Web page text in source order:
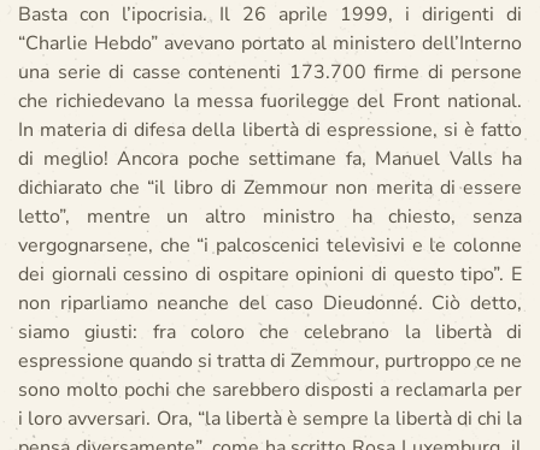
Basta con l’ipocrisia. Il 26 aprile 1999, i dirigenti di
“Charlie Hebdo” avevano portato al ministero dell’Interno
una serie di casse contenenti 173.700 firme di persone
che richiedevano la messa fuorilegge del Front national.
In materia di difesa della libertà di espressione, si è fatto
di meglio! Ancora poche settimane fa, Manuel Valls ha
dichiarato che “il libro di Zemmour non merita di essere
letto”, mentre un altro ministro ha chiesto, senza
vergognarsene, che “i palcoscenici televisivi e le colonne
dei giornali cessino di ospitare opinioni di questo tipo”. E
non riparliamo neanche del caso Dieudonné. Ciò detto,
siamo giusti: fra coloro che celebrano la libertà di
espressione quando si tratta di Zemmour, purtroppo ce ne
sono molto pochi che sarebbero disposti a reclamarla per
i loro avversari. Ora, “la libertà è sempre la libertà di chi la